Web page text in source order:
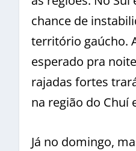
chance de
território gaúcho.
esperado pra
rajadas fortes
na região do Chuí
Já no domingo,